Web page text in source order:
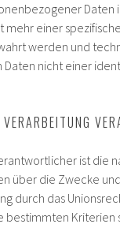
mehr einer
werden und
nicht einer
ist die
über die Zwecke
durch das